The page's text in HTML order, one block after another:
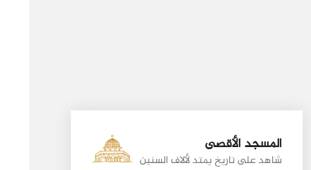
المسجد الأقصى
شاهد على تاريخ يمتد لألاف السنين